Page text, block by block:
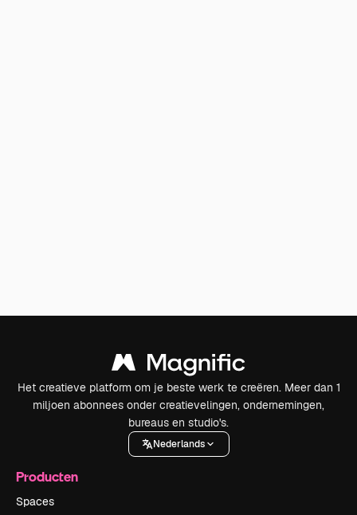
Het creatieve platform om je beste werk te creëren. Meer dan 1
miljoen abonnees onder creatievelingen, ondernemingen,
bureaus en studio's.
Nederlands
Producten
Spaces